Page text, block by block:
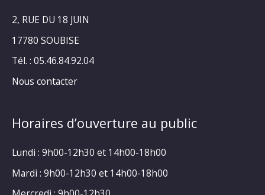
2, RUE DU 18 JUIN
17780 SOUBISE
Tél. : 05.46.84.92.04
Nous contacter
Horaires d’ouverture au public
Lundi : 9h00-12h30 et 14h00-18h00
Mardi : 9h00-12h30 et 14h00-18h00